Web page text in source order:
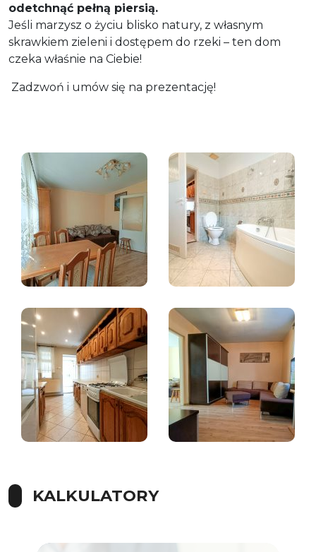
odetchnąć pełną piersią.
Jeśli marzysz o życiu blisko natury, z własnym
skrawkiem zieleni i dostępem do rzeki – ten dom
czeka właśnie na Ciebie!
Zadzwoń i umów się na prezentację!
KALKULATORY